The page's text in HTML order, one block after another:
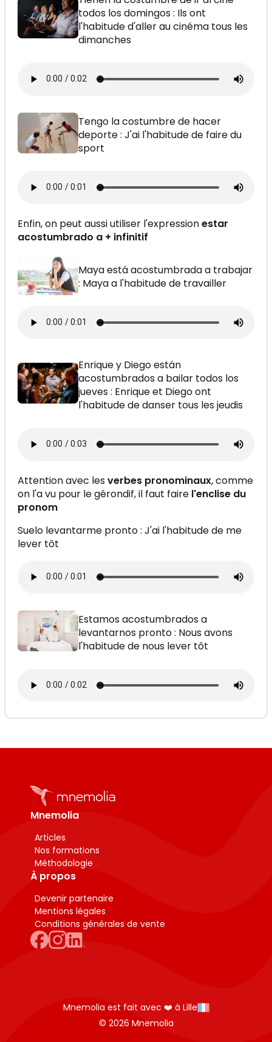
todos los domingos : Ils ont
l'habitude d'aller au cinéma tous les
dimanches
Tengo la costumbre de hacer
deporte : J'ai l'habitude de faire du
sport
Enfin, on peut aussi utiliser l'expressionestar
acostumbrado a + infinitif
Maya está acostumbrada a trabajar
: Maya a l'habitude de travailler
Enrique y Diego están
acostumbrados a bailar todos los
jueves : Enrique et Diego ont
l'habitude de danser tous les jeudis
Attention avec lesverbes pronominaux, comme
on l'a vu pour le gérondif, il faut faire l'enclise du
pronom
Suelo levantarme pronto : J'ai l'habitude de me
lever tôt
Estamos acostumbrados a
levantarnos pronto : Nous avons
l'habitude de nous lever tôt
Mnemolia
Articles
Nos formations
Méthodologie
À propos
Devenir partenaire
Mentions légales
Conditions générales de vente
Mnemolia est fait avec ❤️ à Lille
© 2026 Mnemolia